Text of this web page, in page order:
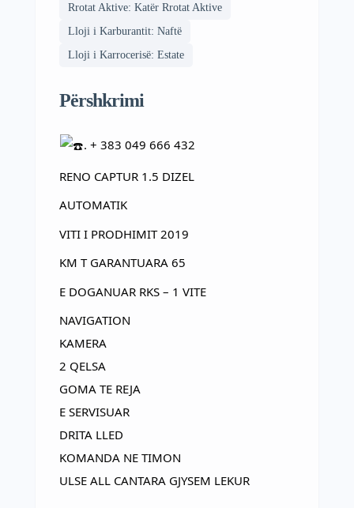
Rrotat Aktive: Katër Rrotat Aktive
Lloji i Karburantit: Naftë
Lloji i Karrocerisë: Estate
Përshkrimi
. + 383 049 666 432
RENO CAPTUR 1.5 DIZEL
AUTOMATIK
VITI I PRODHIMIT 2019
KM T GARANTUARA 65
E DOGANUAR RKS – 1 VITE
NAVIGATION
KAMERA
2 QELSA
GOMA TE REJA
E SERVISUAR
DRITA LLED
KOMANDA NE TIMON
ULSE ALL CANTARA GJYSEM LEKUR